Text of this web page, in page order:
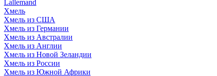
Lallemand
Хмель
Хмель из США
Хмель из Германии
Хмель из Австралии
Хмель из Англии
Хмель из Новой Зеландии
Хмель из России
Хмель из Южной Африки